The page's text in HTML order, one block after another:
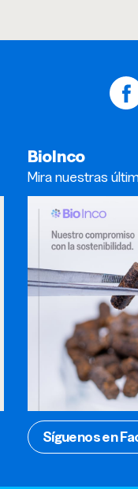
BioInco
Mira nuestras
Síguenos en